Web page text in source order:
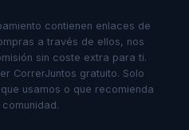
contienen enlaces de
a través de ellos, nos
sin coste extra para ti.
CorrerJuntos gratuito. Solo
usamos o que recomienda